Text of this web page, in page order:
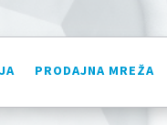
PRODAJNA MREŽA